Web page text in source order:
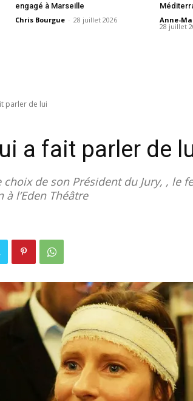
engagé à Marseille
Chris Bourgue - 28 juillet 2026
Anne-
28 juillet